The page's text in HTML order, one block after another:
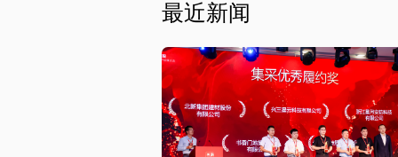
最近新闻